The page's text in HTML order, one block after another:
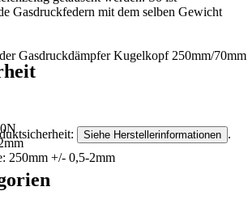
Gasdruckfedern mit dem selben Gewicht
Gasdruckdämpfer Kugelkopf 250mm/70mm
250mm +/- 0,5-2mm
Siehe Herstellerinformationen .